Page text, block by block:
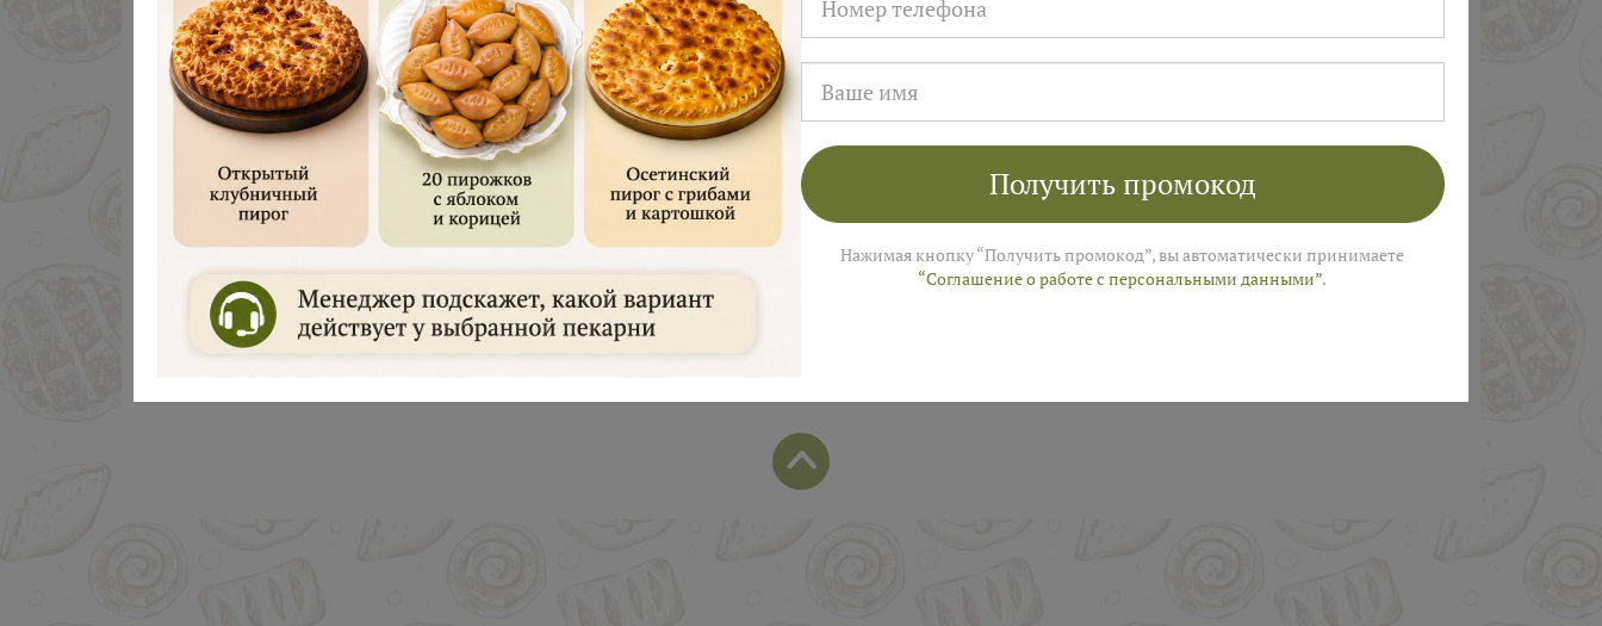
Дарим 500 рублей на заказ в августе!
Введите ваш номер телефона и мы пришлем промокод для подарка в смс
ПОЛУЧИТЬ
Популярные позиции
Получить промокод
Нажимая кнопку “Получить промокод”, вы автоматически принимаете
“Соглашение о работе с персональными данными”.